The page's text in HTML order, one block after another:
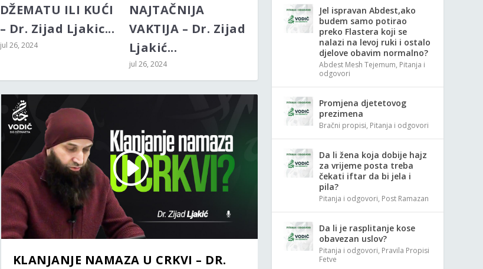
DŽEMATU ILI KUĆI
– Dr. Zijad Ljakic...
jul 26, 2024
NAJTAČNIJA
VAKTIJA – Dr. Zijad
Ljakić...
jul 26, 2024
KLANJANJE NAMAZA U CRKVI – DR.
Jel ispravan Abdest,ako
budem samo potirao
preko Flastera koji se
nalazi na levoj ruki i ostalo
djelove obavim normalno?
Abdest Mesh Tejemum, Pitanja i
odgovori
Promjena djetetovog
prezimena
Bračni propisi, Pitanja i odgovori
Da li žena koja dobije hajz
za vrijeme posta treba
čekati iftar da bi jela i
pila?
Pitanja i odgovori, Post Ramazan
Da li je rasplitanje kose
obavezan uslov?
Pitanja i odgovori, Pravila Propisi
Fetve